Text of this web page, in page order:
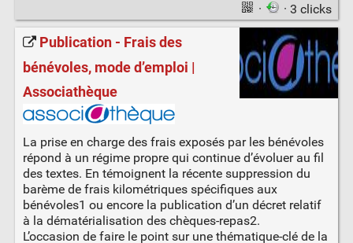
· · 3 clicks
Publication - Frais des
bénévoles, mode d’emploi |
Associathèque
La prise en charge des frais exposés par les bénévoles
répond à un régime propre qui continue d’évoluer au fil
des textes. En témoignent la récente suppression du
barème de frais kilométriques spécifiques aux
bénévoles1 ou encore la publication d’un décret relatif
à la dématérialisation des chèques-repas2.
L’occasion de faire le point sur une thématique-clé de la